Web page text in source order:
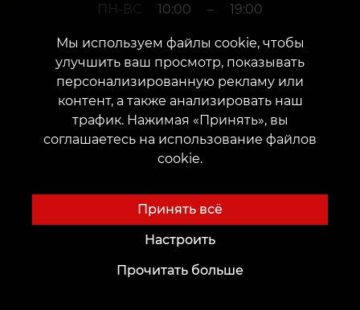
г. Белая Церковь
Улица Олеся Гончара, 7
Дата открытия: 12 июня 2017 г.
ПН-ВС 10:00 – 19:00
+380952011108
Мы используем файлы cookie, чтобы
улучшить ваш просмотр, показывать
персонализированную рекламу или
контент, а также анализировать наш
трафик. Нажимая «Принять», вы
соглашаетесь на использование файлов
cookie.
Принять всё
Настроить
Прочитать больше